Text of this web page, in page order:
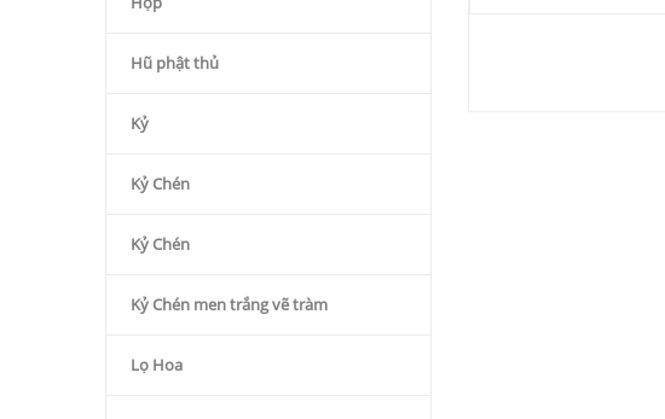
Hũ phật thủ
Kỷ
Kỷ Chén
Kỷ Chén
Kỷ Chén men trắng vẽ tràm
Lọ Hoa